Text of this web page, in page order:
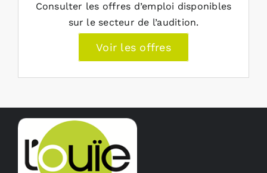
Consulter les offres d’emploi disponibles
sur le secteur de l’audition.
Voir les offres